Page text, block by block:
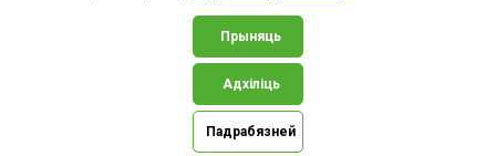
©2026. ЗАСТ «Прамтрансінвест», 220026, Рэспублика
Беларусь, г. Мінск, вул. Пляханава, 8. УНП 100357923
Прыняць
Адхіліць
Падрабязней